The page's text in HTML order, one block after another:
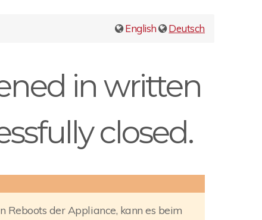
English Deutsch
in written
closed.
Reboots der Appliance, kann es beim